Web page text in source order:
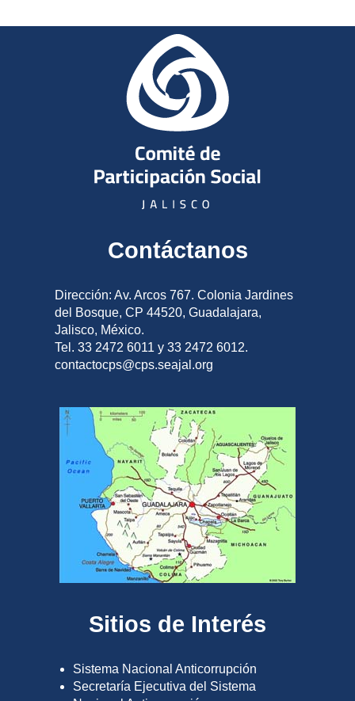
Contáctanos
Dirección: Av. Arcos 767. Colonia Jardines
del Bosque, CP 44520, Guadalajara,
Jalisco, México.
Tel. 33 2472 6011 y 33 2472 6012.
contactocps@cps.seajal.org
Sitios de Interés
Sistema Nacional Anticorrupción
Secretaría Ejecutiva del Sistema